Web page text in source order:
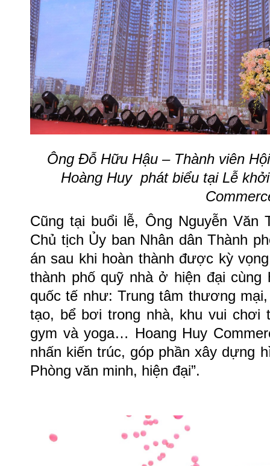
Ông Đỗ Hữu Hậu – Thành viên
Hoàng Huy phát biểu tại Lễ
Cũng tại buổi lễ, Ông Nguyễn Văn
Chủ tịch Ủy ban Nhân dân Thành
án sau khi hoàn thành được kỳ
thành phố quỹ nhà ở hiện đại cùng
quốc tế như: Trung tâm thương
tạo, bể bơi trong nhà, khu vui chơi
gym và yoga… Hoang Huy
nhấn kiến trúc, góp phần xây dựng
Phòng văn minh, hiện đại”.